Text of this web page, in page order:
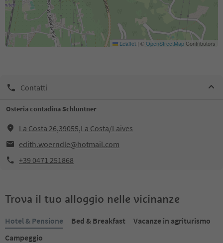
Leaflet | ©OpenStreetMapContributors
Contatti
Osteria contadina Schluntner
La Costa 26,39055,La Costa/Laives
edith.woerndle@hotmail.com
+39 0471 251868
Trova il tuo alloggio nelle vicinanze
Hotel & Pensione Bed & Breakfast
Vacanze in agriturismo
Campeggio